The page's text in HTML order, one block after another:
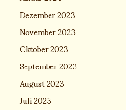
Dezember 2023
November 2023
Oktober 2023
September 2023
August 2023
Juli 2023